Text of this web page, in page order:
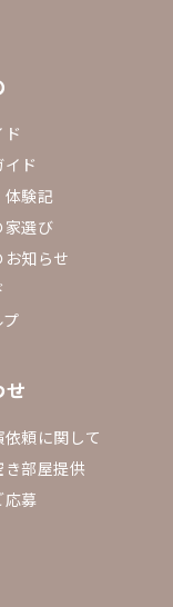
ド
体験記
家選び
知らせ
頼に関して
部屋提供
応募